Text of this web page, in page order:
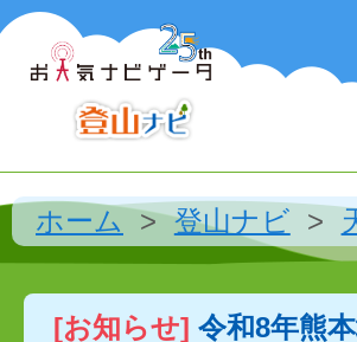
ホーム 登山ナビ
[お知らせ] 令和8年熊